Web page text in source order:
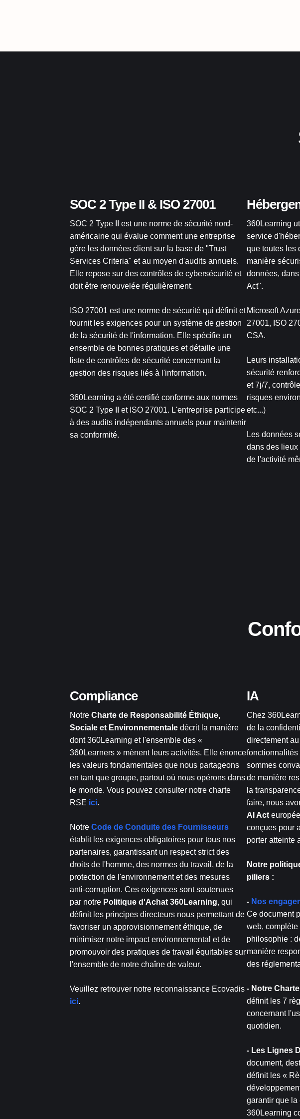
SOC 2 Type II & ISO 27001
SOC 2 Type II est une norme de sécurité nord-
américaine qui évalue comment une entreprise
gère les données client sur la base de "Trust
Services Criteria" et au moyen d'audits annuels.
Elle repose sur des contrôles de cybersécurité et
doit être renouvelée régulièrement.
ISO 27001 est une norme de sécurité qui définit et
fournit les exigences pour un système de gestion
de la sécurité de l'information. Elle spécifie un
ensemble de bonnes pratiques et détaille une
liste de contrôles de sécurité concernant la
gestion des risques liés à l'information.
360Learning a été certifié conforme aux normes
SOC 2 Type II et ISO 27001. L'entreprise participe
à des audits indépendants annuels pour maintenir
sa conformité.
360Learning
service
que toutes les
manière
données,
Act".
Microsoft
27001, ISO
CSA.
Leurs
sécurité
et 7j/7,
risques
etc...)
Les données
dans des
de l'activité
Compliance
Notre Charte de Responsabilité Éthique,
Sociale et Environnementale décrit la manière
dont 360Learning et l'ensemble des «
360Learners » mènent leurs activités. Elle énonce
les valeurs fondamentales que nous partageons
en tant que groupe, partout où nous opérons dans
le monde. Vous pouvez consulter notre charte
RSE ici.
Notre Code de Conduite des Fournisseurs
établit les exigences obligatoires pour tous nos
partenaires, garantissant un respect strict des
droits de l'homme, des normes du travail, de la
protection de l'environnement et des mesures
anti-corruption. Ces exigences sont soutenues
par notre Politique d'Achat 360Learning, qui
définit les principes directeurs nous permettant de
favoriser un approvisionnement éthique, de
minimiser notre impact environnemental et de
promouvoir des pratiques de travail équitables sur
l'ensemble de notre chaîne de valeur.
Veuillez retrouver notre reconnaissance Ecovadis
ici.
IA
Chez
de la
directement
sommes
de manière
la
faire, nous
AI Act
conçues pour
porter atteinte
Notre
piliers :
- Nos
Ce document
web, complète
philosophie :
manière
des
- Notre
définit les 7
concernant
quotidien.
- Les Lignes
document,
définit les «
garantir que la
360Learning